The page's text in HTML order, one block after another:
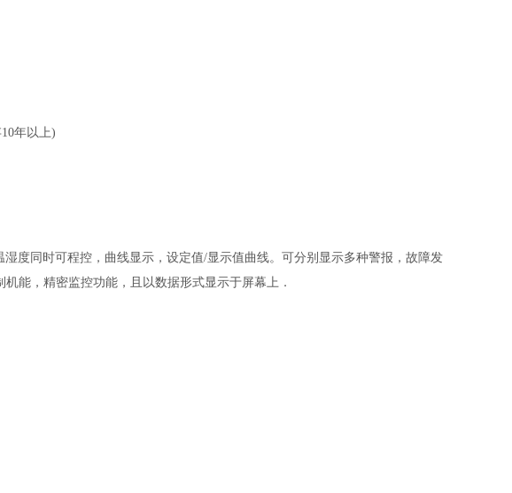
年以上)
度同时可程控，曲线显示，设定值/显示值曲线。可分别显示多种警报，故障发
能，精密监控功能，且以数据形式显示于屏幕上．